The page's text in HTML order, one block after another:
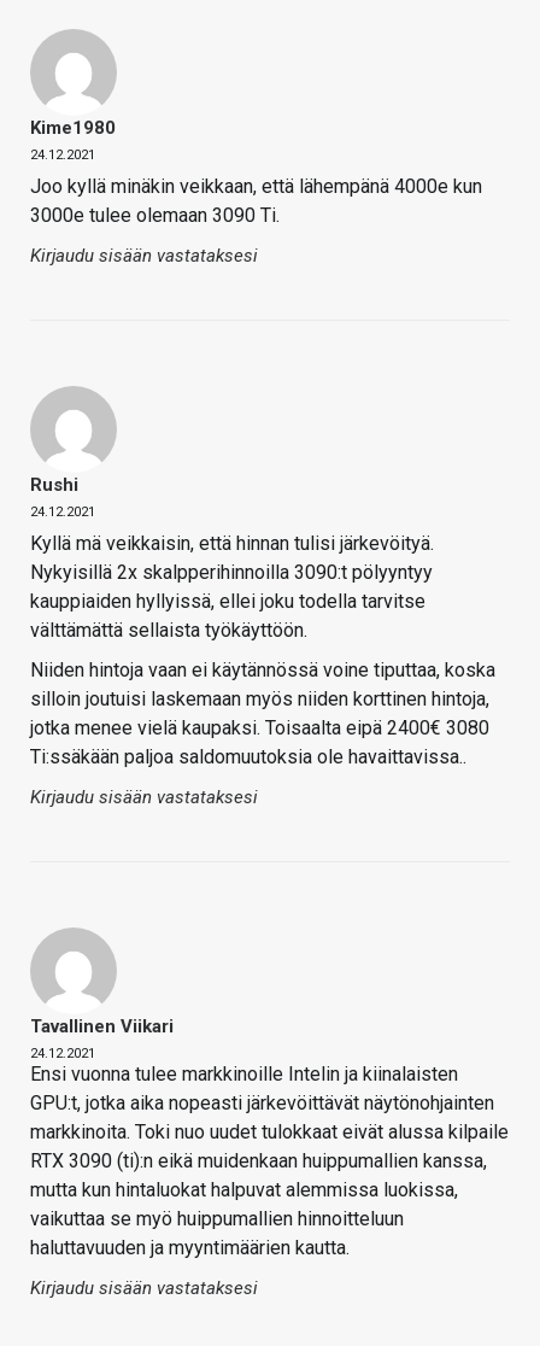
Kime1980
24.12.2021
Joo kyllä minäkin veikkaan, että lähempänä 4000e kun
3000e tulee olemaan 3090 Ti.
Kirjaudu sisään vastataksesi
Rushi
24.12.2021
Kyllä mä veikkaisin, että hinnan tulisi järkevöityä.
Nykyisillä 2x skalpperihinnoilla 3090:t pölyyntyy
kauppiaiden hyllyissä, ellei joku todella tarvitse
välttämättä sellaista työkäyttöön.
Niiden hintoja vaan ei käytännössä voine tiputtaa, koska
silloin joutuisi laskemaan myös niiden korttinen hintoja,
jotka menee vielä kaupaksi. Toisaalta eipä 2400€ 3080
Ti:ssäkään paljoa saldomuutoksia ole havaittavissa..
Kirjaudu sisään vastataksesi
Tavallinen Viikari
24.12.2021
Ensi vuonna tulee markkinoille Intelin ja kiinalaisten
GPU:t, jotka aika nopeasti järkevöittävät näytönohjainten
markkinoita. Toki nuo uudet tulokkaat eivät alussa kilpaile
RTX 3090 (ti):n eikä muidenkaan huippumallien kanssa,
mutta kun hintaluokat halpuvat alemmissa luokissa,
vaikuttaa se myö huippumallien hinnoitteluun
haluttavuuden ja myyntimäärien kautta.
Kirjaudu sisään vastataksesi